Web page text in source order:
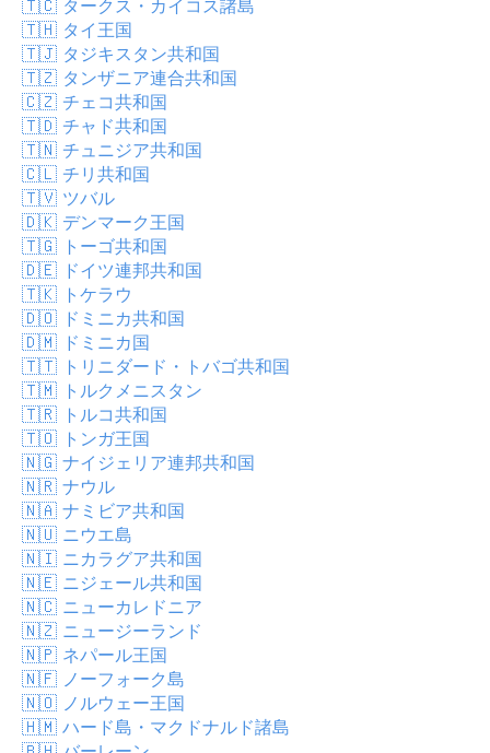
🇹🇨 タークス・カイコス諸島
🇹🇭 タイ王国
🇹🇯 タジキスタン共和国
🇹🇿 タンザニア連合共和国
🇨🇿 チェコ共和国
🇹🇩 チャド共和国
🇹🇳 チュニジア共和国
🇨🇱 チリ共和国
🇹🇻 ツバル
🇩🇰 デンマーク王国
🇹🇬 トーゴ共和国
🇩🇪 ドイツ連邦共和国
🇹🇰 トケラウ
🇩🇴 ドミニカ共和国
🇩🇲 ドミニカ国
🇹🇹 トリニダード・トバゴ共和国
🇹🇲 トルクメニスタン
🇹🇷 トルコ共和国
🇹🇴 トンガ王国
🇳🇬 ナイジェリア連邦共和国
🇳🇷 ナウル
🇳🇦 ナミビア共和国
🇳🇺 ニウエ島
🇳🇮 ニカラグア共和国
🇳🇪 ニジェール共和国
🇳🇨 ニューカレドニア
🇳🇿 ニュージーランド
🇳🇵 ネパール王国
🇳🇫 ノーフォーク島
🇳🇴 ノルウェー王国
🇭🇲 ハード島・マクドナルド諸島